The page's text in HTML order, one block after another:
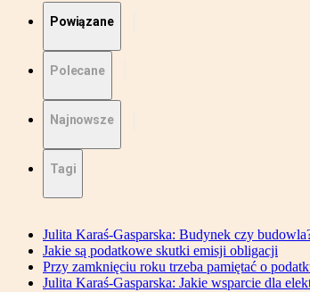
Powiązane
Polecane
Najnowsze
Tagi
Julita Karaś-Gasparska: Budynek czy
Jakie są podatkowe skutki emisji obligacji
Przy zamknięciu roku trzeba pamiętać o
Julita Karaś-Gasparska: Jakie wsparcie dla